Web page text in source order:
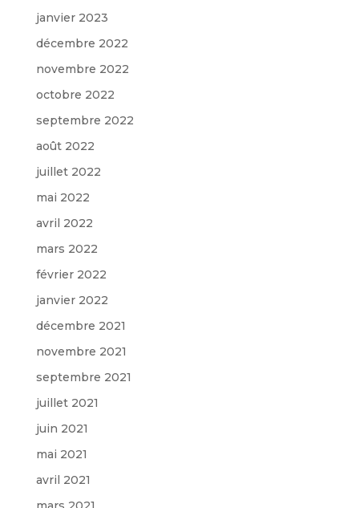
janvier 2023
décembre 2022
novembre 2022
octobre 2022
septembre 2022
août 2022
juillet 2022
mai 2022
avril 2022
mars 2022
février 2022
janvier 2022
décembre 2021
novembre 2021
septembre 2021
juillet 2021
juin 2021
mai 2021
avril 2021